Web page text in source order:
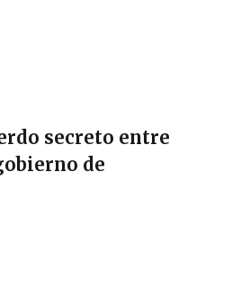
secreto entre
de